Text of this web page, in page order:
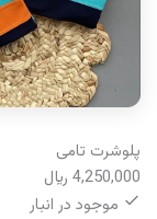
پلوشرت تامی
4,250,000 ﷼
موجود در انبار